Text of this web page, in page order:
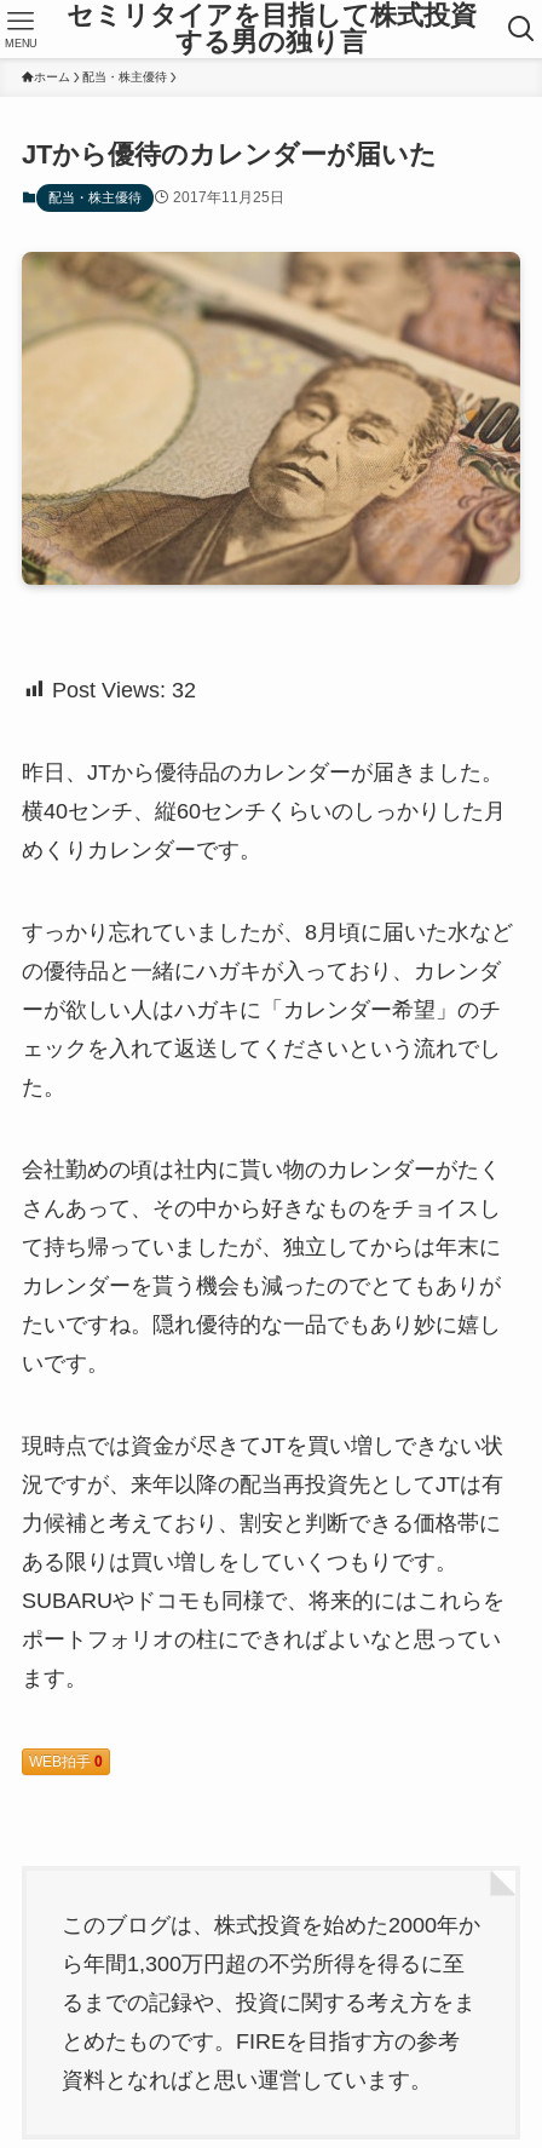
セミリタイアを目指して株式投資
する男の独り言
MENU
ホーム 配当・株主優待
JTから優待のカレンダーが届いた
配当・株主優待 2017年11月25日
Post Views: 32
昨日、JTから優待品のカレンダーが届きました。
横40センチ、縦60センチくらいのしっかりした月
めくりカレンダーです。
すっかり忘れていましたが、8月頃に届いた水など
の優待品と一緒にハガキが入っており、カレンダ
ーが欲しい人はハガキに「カレンダー希望」のチ
ェックを入れて返送してくださいという流れでし
た。
会社勤めの頃は社内に貰い物のカレンダーがたく
さんあって、その中から好きなものをチョイスし
て持ち帰っていましたが、独立してからは年末に
カレンダーを貰う機会も減ったのでとてもありが
たいですね。隠れ優待的な一品でもあり妙に嬉し
いです。
現時点では資金が尽きてJTを買い増しできない状
況ですが、来年以降の配当再投資先としてJTは有
力候補と考えており、割安と判断できる価格帯に
ある限りは買い増しをしていくつもりです。
SUBARUやドコモも同様で、将来的にはこれらを
ポートフォリオの柱にできればよいなと思ってい
ます。
WEB拍手 0
このブログは、株式投資を始めた2000年か
ら年間1,300万円超の不労所得を得るに至
るまでの記録や、投資に関する考え方をま
とめたものです。FIREを目指す方の参考
資料となればと思い運営しています。